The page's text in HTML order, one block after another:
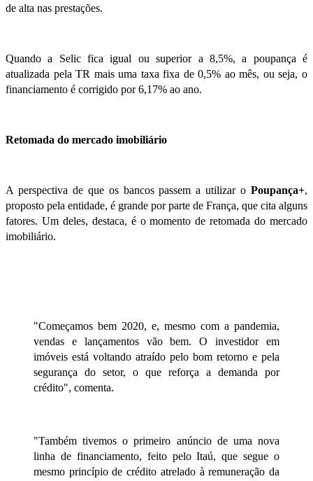
de alta nas prestações.
Quando a Selic fica igual ou superior a 8,5%, a poupança é
atualizada pela TR mais uma taxa fixa de 0,5% ao mês, ou seja, o
financiamento é corrigido por 6,17% ao ano.
Retomada do mercado imobiliário
A perspectiva de que os bancos passem a utilizar o Poupança+,
proposto pela entidade, é grande por parte de França, que cita alguns
fatores. Um deles, destaca, é o momento de retomada do mercado
imobiliário.
"Começamos bem 2020, e, mesmo com a pandemia,
vendas e lançamentos vão bem. O investidor em
imóveis está voltando atraído pelo bom retorno e pela
segurança do setor, o que reforça a demanda por
crédito", comenta.
"Também tivemos o primeiro anúncio de uma nova
linha de financiamento, feito pelo Itaú, que segue o
mesmo princípio de crédito atrelado à remuneração da